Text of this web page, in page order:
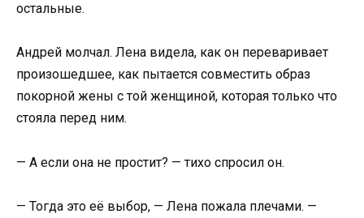
остальные.
Андрей молчал. Лена видела, как он переваривает
произошедшее, как пытается совместить образ
покорной жены с той женщиной, которая только что
стояла перед ним.
— А если она не простит? — тихо спросил он.
— Тогда это её выбор, — Лена пожала плечами. —